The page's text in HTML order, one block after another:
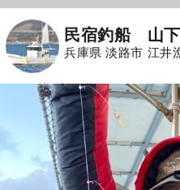
民宿釣船 山
兵庫県 淡路市 江井